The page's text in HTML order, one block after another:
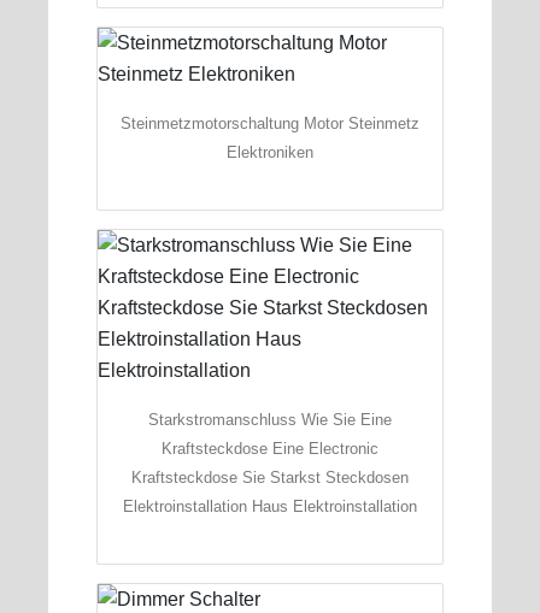
Steinmetzmotorschaltung Motor Steinmetz
Elektroniken
Starkstromanschluss Wie Sie Eine
Kraftsteckdose Eine Electronic
Kraftsteckdose Sie Starkst Steckdosen
Elektroinstallation Haus Elektroinstallation